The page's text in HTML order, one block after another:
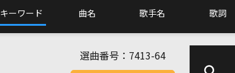
キーワード 曲名 歌手名 歌詞
選曲番号： 7413-64